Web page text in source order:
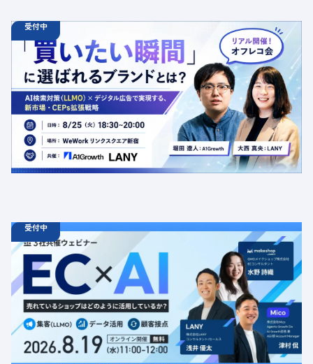
受付中
オフラインイベント 18:30 - 20:00
【オフラインイベント】「買いたい瞬間」に選ばれるブラ
ンドとは？AI検索対策（LLMO）×デジタル広告で実現す
る、新市場・CEPs拡張戦略
定員数：50名
金額：無料
場所：東京都渋谷区千駄ヶ谷5-27-5 リンクスクエア新宿16F
WeWork内 最寄り：新宿駅・代々木駅・新宿三丁目駅
交流会 共催 AI LLMO デジタルマーケティング トレンド 採用イベント 広告
受付中
ウェビナー 08.19
11:00 - 12:00
水 11:00 - 12:00
【無料セミナー】EC × AI 売れているショップはどのよう
に活用しているか？ 「集客（LLMO）」「データ活用」
「顧客接点」
定員数：500名
金額：無料